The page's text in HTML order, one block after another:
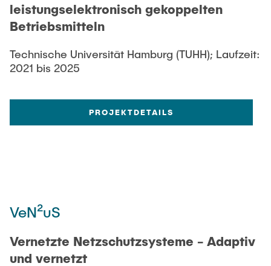
leistungselektronisch gekoppelten
Betriebsmitteln
Technische Universität Hamburg (TUHH); Laufzeit:
2021 bis 2025
PROJEKTDETAILS
VeN²uS
Vernetzte Netzschutzsysteme - Adaptiv
und vernetzt